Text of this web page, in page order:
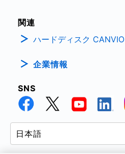
関連
ハードディスク CANVIO
企業情報
SNS